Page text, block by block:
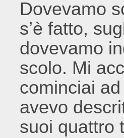
Dovevamo
s’è fatto,
dovevamo
scolo. Mi
cominciai
avevo
suoi quattro